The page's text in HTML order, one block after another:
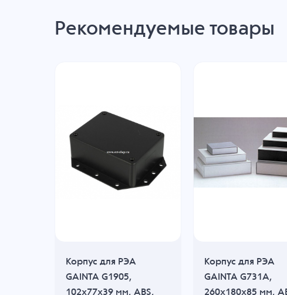
Рекомендуемые товары
Корпус для РЭА
GAINTA G1905,
102x77x39 мм, ABS,
Корпус для РЭА
GAINTA G731A,
260x180x85 мм,